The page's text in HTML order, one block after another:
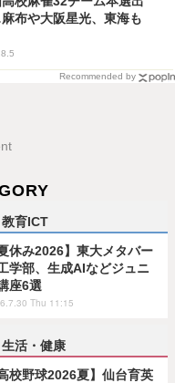
布や大阪星光、東海も
Recommended by
教育ICT
夏休み2026】東大メタバー
学部、生成AIなどジュニ
座6選
Thu 11:15
生活・健康
高校野球2026夏】仙台育英